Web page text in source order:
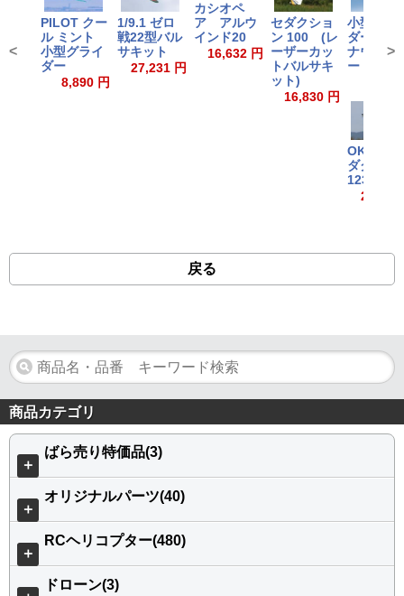
PILOT クー
ル ミント
小型グライ
ダー
8,890 円
1/9.1 ゼロ
戦22型バル
サキット
27,231 円
カシオペ
ア アルウ
インド20
16,632 円
セダクショ
ン 100 (レ
ーザーカッ
トバルサキ
ット)
16,830 円
小型グラ
ダー グ
ナウベイ
ー
OK模型
ダクショ
123
25,150
< >
戻る
商品カテゴリ
＋
ばら売り特価品(3)
＋
オリジナルパーツ(40)
＋
RCヘリコプター(480)
ドローン(3)